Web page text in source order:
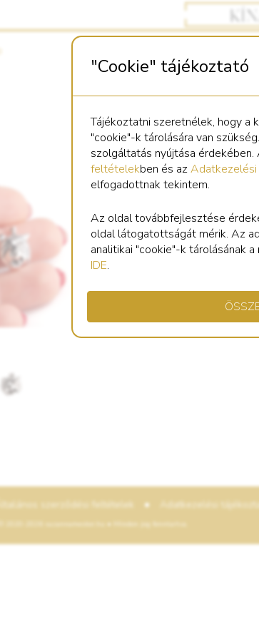
"Cookie" tájékoztató
Tájékoztatni szeretnélek, hogy
"cookie"-k tárolására van
szolgáltatás nyújtása
feltételekben és az
elfogadottnak tekintem.
Az oldal továbbfejlesztése
oldal látogatottságát mérik. Az
analitikai "cookie"-k tárolásának
IDE.
Könnyű, bizsu medál
Általános szerződési feltételek • Adatkezelési
© 2020-2026 suzannamester.hu • Minden jog fenntartva.